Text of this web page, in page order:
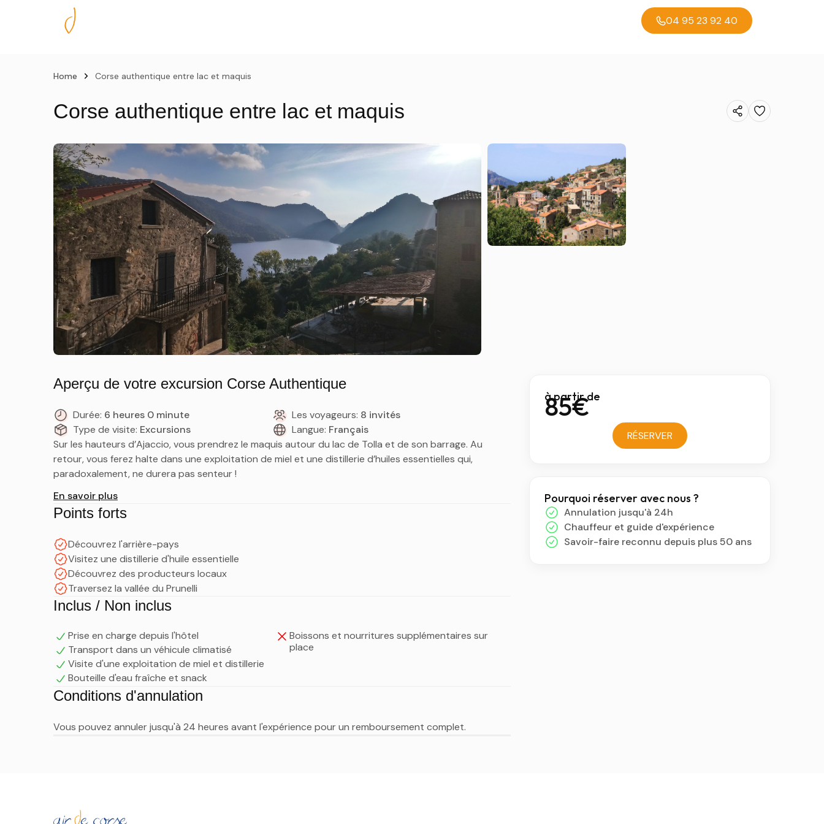
04 95 23 92 40
Home Corse authentique entre lac et maquis
Corse authentique entre lac et maquis
Aperçu de votre excursion Corse Authentique
Durée: 6 heures 0 minute Les voyageurs: 8 invités
Type de visite: Excursions Langue: Français
Sur les hauteurs d’Ajaccio, vous prendrez le maquis autour du lac de Tolla et de son barrage. Au
retour, vous ferez halte dans une exploitation de miel et une distillerie d’huiles essentielles qui,
paradoxalement, ne durera pas senteur !
En savoir plus
Points forts
Découvrez l'arrière-pays
Visitez une distillerie d'huile essentielle
Découvrez des producteurs locaux
Traversez la vallée du Prunelli
Inclus / Non inclus
Prise en charge depuis l'hôtel
Transport dans un véhicule climatisé
Visite d'une exploitation de miel et distillerie
Bouteille d'eau fraîche et snack
Boissons et nourritures supplémentaires sur
place
Conditions d'annulation
Vous pouvez annuler jusqu'à 24 heures avant l'expérience pour un remboursement complet.
à partir de
85€
RÉSERVER
Pourquoi réserver avec nous ?
Annulation jusqu'à 24h
Chauffeur et guide d'expérience
Savoir-faire reconnu depuis plus 50 ans